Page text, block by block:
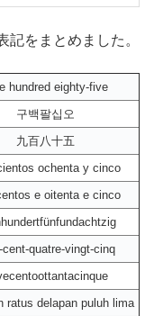
記をまとめました。
hundred eighty-five
구백팔십오
九百八十五
ochenta y cinco
e oitenta e cinco
cent-quatre-vingt-cinq
ratus delapan puluh lima